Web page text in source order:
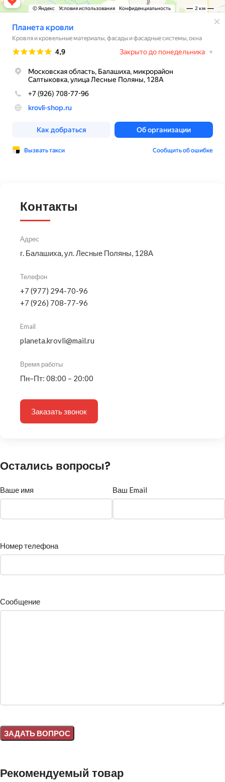
Контакты
Адрес
г. Балашиха, ул. Лесные Поляны, 128А
Телефон
+7 (977) 294-70-96
+7 (926) 708-77-96
Email
planeta.krovli@mail.ru
Время работы
Пн–Пт: 08:00 – 20:00
Заказать звонок
Остались вопросы?
Ваше имя Ваш Email
Номер телефона
Сообщение
Рекомендуемый товар